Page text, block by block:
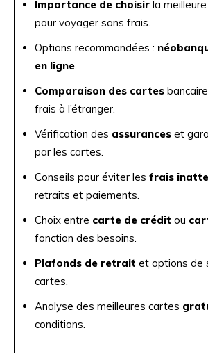
Importance de choisirla
pour voyager sans frais.
Options recommandées :
en ligne.
Comparaison des cartes
frais à l’étranger.
Vérification des assuranceset
par les cartes.
Conseils pour éviter les frais
retraits et paiements.
Choix entre carte de crédit ou
fonction des besoins.
Plafonds de retrait et options de
cartes.
Analyse des meilleures cartes
conditions.